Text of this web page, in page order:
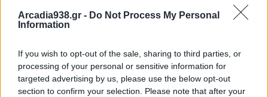
Arcadia938.gr - Do Not Process My Personal
Information
If you wish to opt-out of the sale, sharing to third parties, or
processing of your personal or sensitive information for
targeted advertising by us, please use the below opt-out
section to confirm your selection. Please note that after your
αναφερόμενους δικτυακούς τόπους. Κατοχύρωση
πνευματικής ιδιοκτησίας: Το σύνολο του
παρεχόμενων συνδέσμων (links),
συμπεριλαμβανομένων, ενδεικτικά αλλά όχι
περιοριστικά, κειμένων, ειδήσεων, γραφικών,